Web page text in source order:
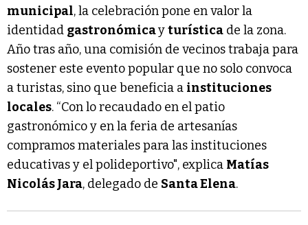
municipal, la celebración pone en valor la
identidad gastronómicayturística de la zona.
Año tras año, una comisión de vecinos trabaja para
sostener este evento popular que no solo convoca
a turistas, sino que beneficia a instituciones
locales. “Con lo recaudado en el patio
gastronómico y en la feria de artesanías
compramos materiales para las instituciones
educativas y el polideportivo", explica Matías
Nicolás Jara, delegado de Santa Elena.